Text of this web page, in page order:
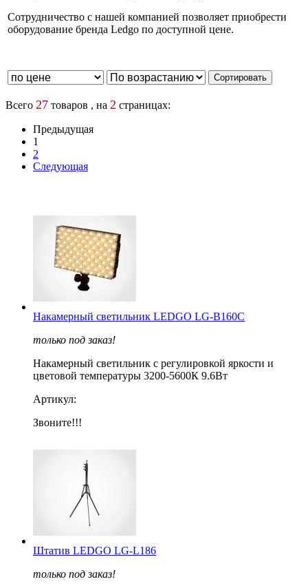
Сотрудничество с нашей компанией позволяет приобрести
оборудование бренда Ledgo по доступной цене.
Всего 27 товаров , на 2 страницах:
Предыдущая
1
2
Следующая
Накамерный светильник LEDGO LG-B160C
только под заказ!
Накамерный светильник с регулировкой яркости и
цветовой температуры 3200-5600К 9.6Вт
Артикул:
Звоните!!!
Штатив LEDGO LG-L186
только под заказ!